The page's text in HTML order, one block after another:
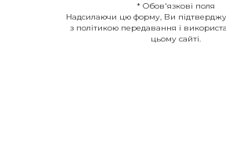
* Обов'язкові поля
Надсилаючи цю форму, Ви
з політикою передавання і
цьому сайті.